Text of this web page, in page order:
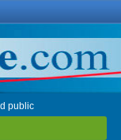
public